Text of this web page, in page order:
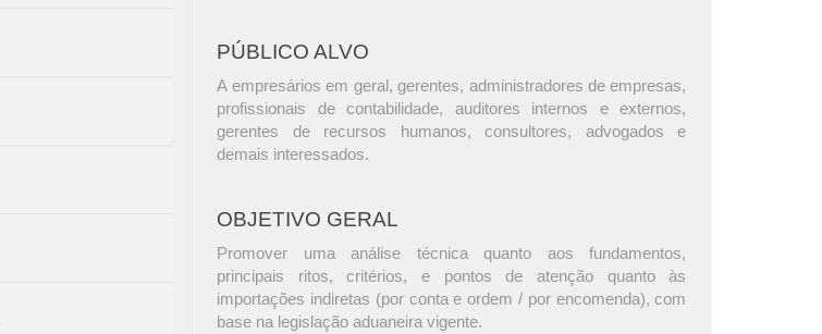
PÚBLICO ALVO
A empresários em geral, gerentes, administradores de empresas,
profissionais de contabilidade, auditores internos e externos,
gerentes de recursos humanos, consultores, advogados e
demais interessados.
OBJETIVO GERAL
Promover uma análise técnica quanto aos fundamentos,
principais ritos, critérios, e pontos de atenção quanto às
importações indiretas (por conta e ordem / por encomenda), com
base na legislação aduaneira vigente.